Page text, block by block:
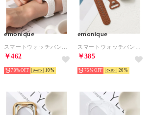
emonique
￥462
70% 10
emonique
￥385
75% 20